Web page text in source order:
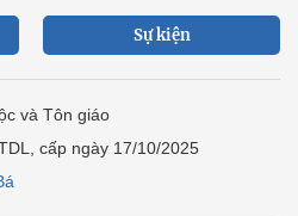
Sự kiện
và Tôn giáo
cấp ngày 17/10/2025